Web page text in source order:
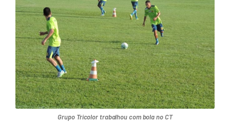
Grupo Tricolor trabalhou com bola no CT